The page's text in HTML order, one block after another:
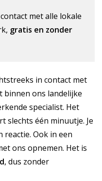
met alle lokale
gratis en zonder
in contact met
binnen ons landelijke
specialist. Het
slechts één minuutje. Je
reactie. Ook in een
ons opnemen. Het is
, dus zonder